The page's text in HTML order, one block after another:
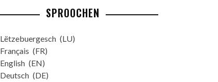
SPROOCHEN
Lëtzebuergesch
LU
Français
FR
English
EN
Deutsch
DE